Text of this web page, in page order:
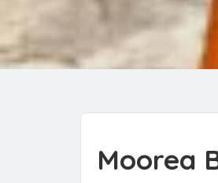
Moorea